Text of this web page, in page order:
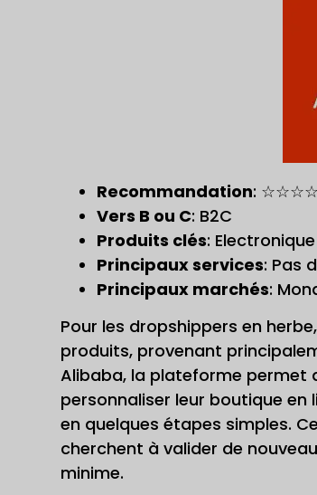
Recommandation:
Vers B ou C: B2C
Produits clés:
Principaux services: Pas
Principaux marchés:
Pour les dropshippers en
produits, provenant
Alibaba, la plateforme permet
personnaliser leur boutique
en quelques étapes simples.
cherchent à valider de
minime.